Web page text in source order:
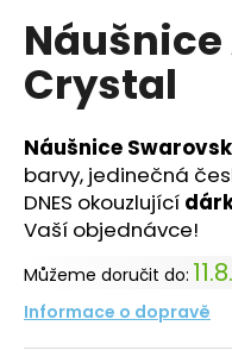
produktu
je
4,0
z
hvězdiček.
Crystal
Náušnice
barvy, jedinečná
DNES okouzlující
Vaší objednávce!
Můžeme doručit do:
Informace o dopravě
r
u
č
j
e
m
e
NÁHRDELNÍK
ANDĚL
ŠTĚSTÍ
ROSE